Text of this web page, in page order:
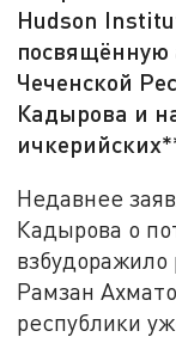
Hudson
посвящённую
Чеченской
Кадырова и
Недавнее
Кадырова о
Рамзан
республики